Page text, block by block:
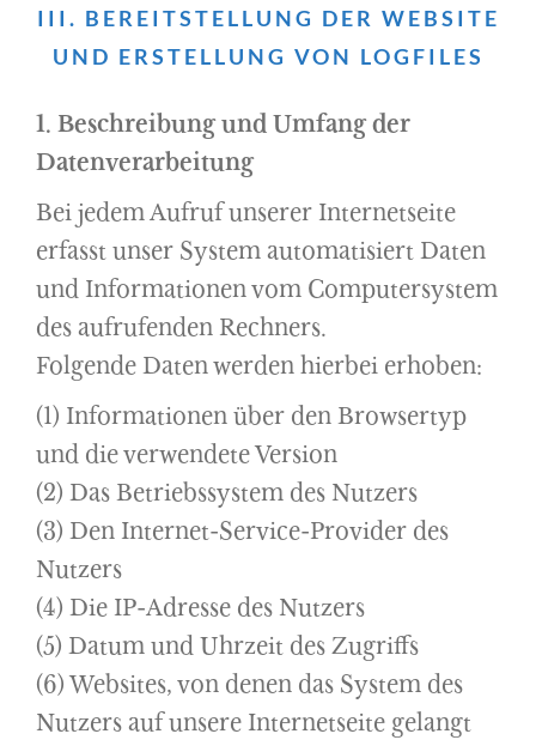
III. BEREITSTELLUNG DER WEBSITE
UND ERSTELLUNG VON LOGFILES
1. Beschreibung und Umfang der
Datenverarbeitung
Bei jedem Aufruf unserer Internetseite
erfasst unser System automatisiert Daten
und Informationen vom Computersystem
des aufrufenden Rechners.
Folgende Daten werden hierbei erhoben:
(1) Informationen über den Browsertyp
und die verwendete Version
(2) Das Betriebssystem des Nutzers
(3) Den Internet-Service-Provider des
Nutzers
(4) Die IP-Adresse des Nutzers
(5) Datum und Uhrzeit des Zugriffs
(6) Websites, von denen das System des
Nutzers auf unsere Internetseite gelangt